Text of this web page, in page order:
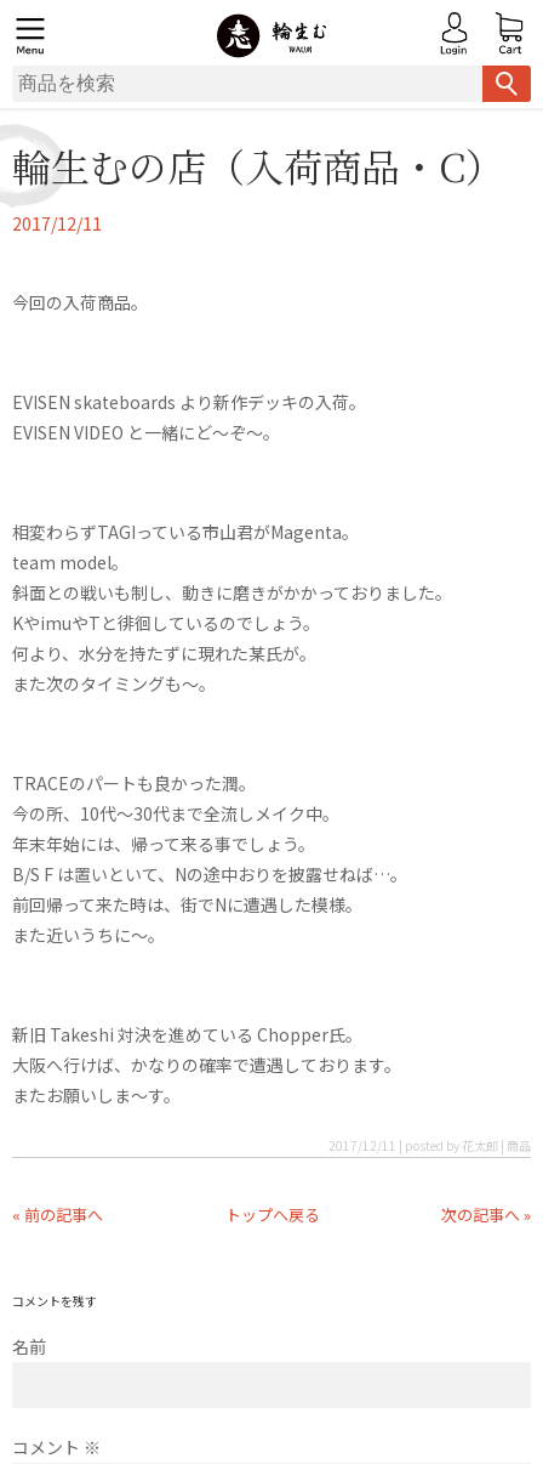
輪生むの店（入荷商品・C）
2017/12/11
今回の入荷商品。
EVISEN skateboards より新作デッキの入荷。
EVISEN VIDEO と一緒にど〜ぞ〜。
相変わらずTAGIっている市山君がMagenta。
team model。
斜面との戦いも制し、動きに磨きがかかっておりました。
KやimuやTと徘徊しているのでしょう。
何より、水分を持たずに現れた某氏が。
また次のタイミングも〜。
TRACEのパートも良かった潤。
今の所、10代〜30代まで全流しメイク中。
年末年始には、帰って来る事でしょう。
B/S F は置いといて、Nの途中おりを披露せねば…。
前回帰って来た時は、街でNに遭遇した模様。
また近いうちに〜。
新旧 Takeshi 対決を進めている Chopper氏。
大阪へ行けば、かなりの確率で遭遇しております。
またお願いしま〜す。
2017/12/11 | posted by 花太郎 | 商品
« 前の記事へ トップへ戻る 次の記事へ »
コメントを残す
名前
コメント ※